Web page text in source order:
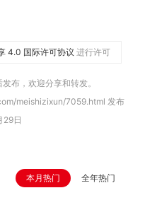
4.0 国际许可协议 进行许可
布，欢迎分享和转发。
meishizixun/7059.html 发布
29日
本月热门 全年热门